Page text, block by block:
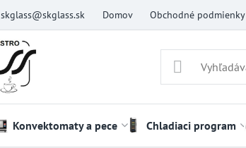
skglass@skglass.sk Domov Obchodné podmienky
Konvektomaty a pece Chladiaci program